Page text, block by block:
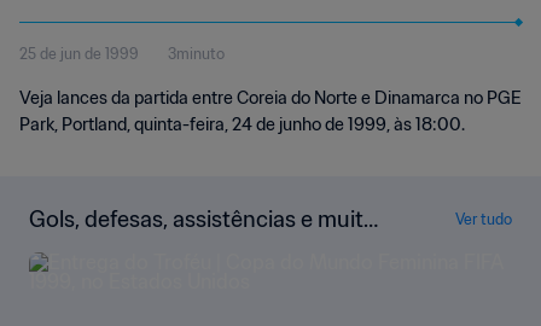
FIFA 1999, no Estados Unidos |
Melhores momentos
25 de jun de 1999 3minuto
Veja lances da partida entre Coreia do Norte e Dinamarca no PGE
Park, Portland, quinta-feira, 24 de junho de 1999, às 18:00.
Gols, defesas, assistências e muito
mais!
Ver tudo